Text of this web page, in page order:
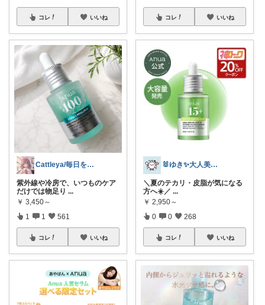
コレ いいね
Cattleya/毎日を整える美容コスメ
紫外線や冷房で、いつものケア
だけでは物足り ...
￥ 3,450～
1 1 561
コレ いいね
コレ いいね
🐰ゆき✨大人美容ROOM🐰
＼夏のテカリ・皮脂が気になる
方へ☀️／ ...
￥ 2,950～
0 0 268
コレ いいね